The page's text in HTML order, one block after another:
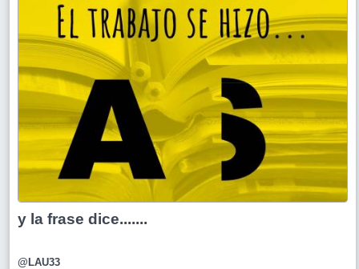
y la frase dice.......
@LAU33